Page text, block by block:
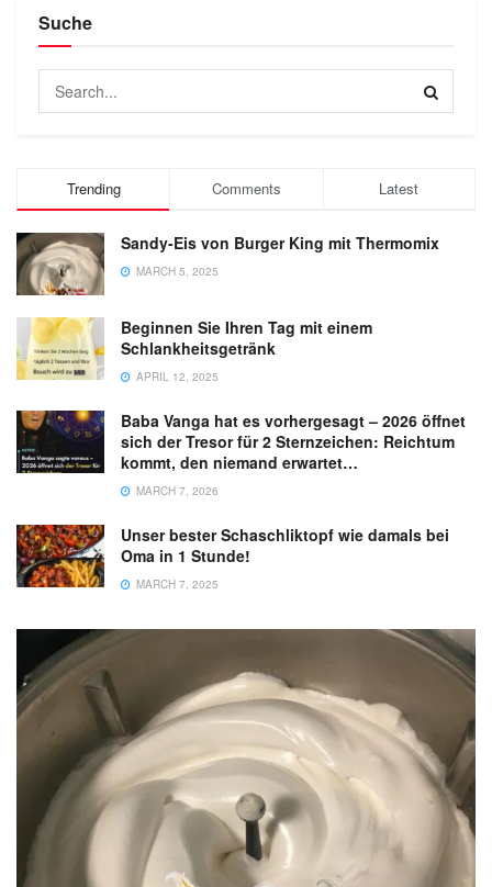
Suche
Trending Comments Latest
Sandy-Eis von Burger King mit Thermomix
MARCH 5, 2025
Beginnen Sie Ihren Tag mit einem
Schlankheitsgetränk
APRIL 12, 2025
Baba Vanga hat es vorhergesagt – 2026 öffnet
sich der Tresor für 2 Sternzeichen: Reichtum
kommt, den niemand erwartet…
MARCH 7, 2026
Unser bester Schaschliktopf wie damals bei
Oma in 1 Stunde!
MARCH 7, 2025